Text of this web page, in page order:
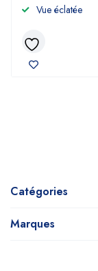
Catégories
Marques
Vue éclatée